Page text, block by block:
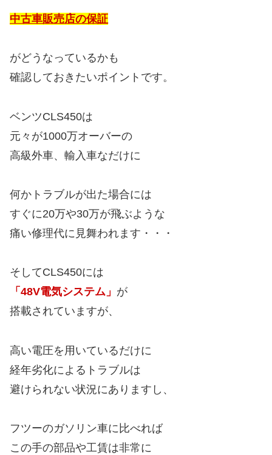
中古車販売店の保証
がどうなっているかも
確認しておきたいポイントです。
ベンツCLS450は
元々が1000万オーバーの
高級外車、輸入車なだけに
何かトラブルが出た場合には
すぐに20万や30万が飛ぶような
痛い修理代に見舞われます・・・
そしてCLS450には
「48V電気システム」 が
搭載されていますが、
高い電圧を用いているだけに
経年劣化によるトラブルは
避けられない状況にありますし、
フツーのガソリン車に比べれば
この手の部品や工賃は非常に